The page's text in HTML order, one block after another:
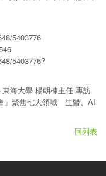
5403776
5403776?
海大學 楊朝棟主任 專訪
」聚焦七大領域 生醫、AI
回列表